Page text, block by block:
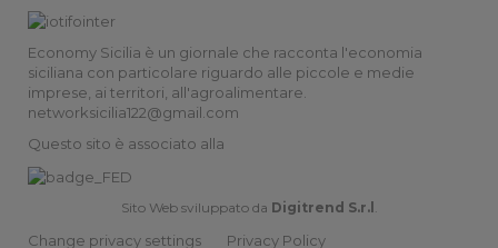
Economy Sicilia è un giornale che racconta l'economia
siciliana con particolare riguardo alle piccole e medie
imprese, ai territori, all'agroalimentare.
networksicilia122@gmail.com
Questo sito è associato alla
Sito Web sviluppato da Digitrend S.r.l
Change privacy settings Privacy Policy